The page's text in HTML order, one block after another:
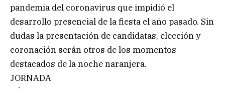
pandemia del coronavirus que impidió el
desarrollo presencial de la fiesta el año pasado. Sin
dudas la presentación de candidatas, elección y
coronación serán otros de los momentos
destacados de la noche naranjera.
JORNADA